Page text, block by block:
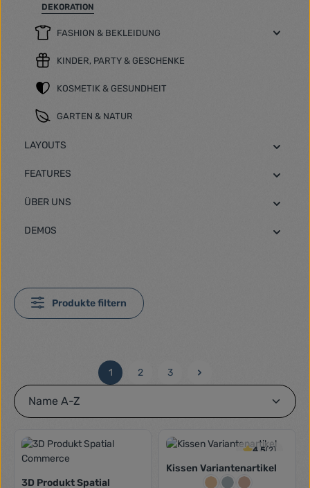
DEKORATION
FASHION & BEKLEIDUNG
KINDER, PARTY & GESCHENKE
KOSMETIK & GESUNDHEIT
GARTEN & NATUR
LAYOUTS
FEATURES
ÜBER UNS
DEMOS
Produkte filtern
Seite
1
Seite
2
Seite
3
3D Produkt Spatial
4.5(2)
Kissen Variantenartikel